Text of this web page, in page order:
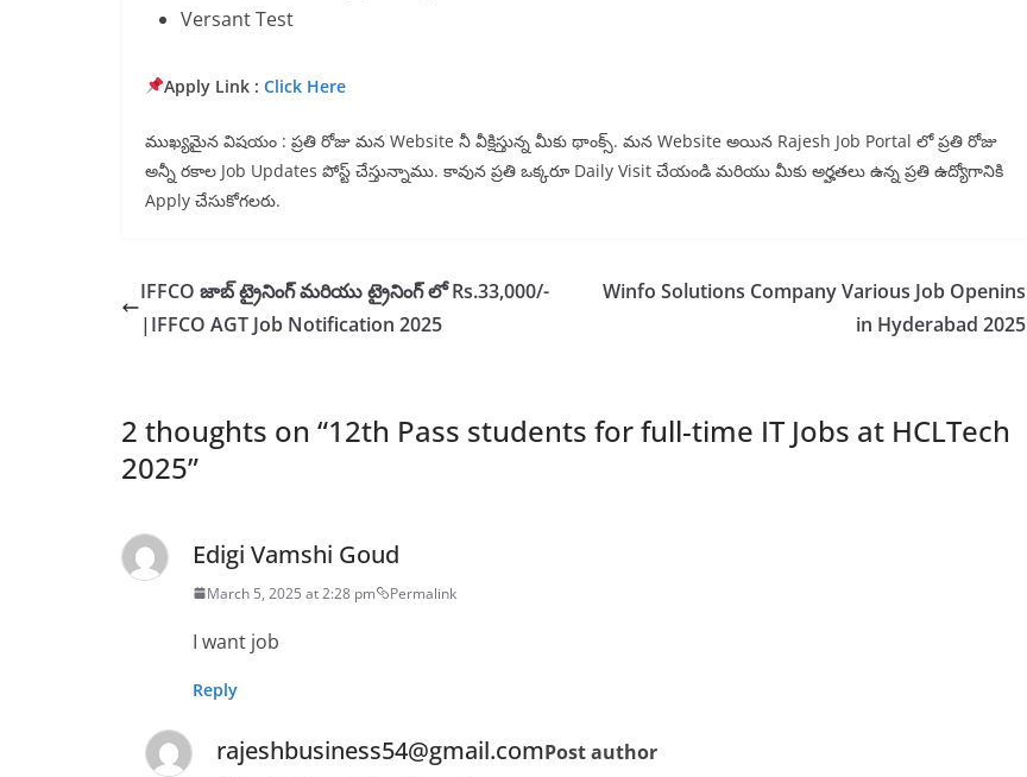
Versant Test
Apply Link : Click Here
ముఖ్యమైన విషయం : ప్రతి రోజు మన Website నీ వీక్షిస్తున్న మీకు థాంక్స్. మన Website అయిన Rajesh Job Portal లో ప్రతి రోజు
అన్నీ రకాల Job Updates పోస్ట్ చేస్తున్నాము. కావున ప్రతి ఒక్కరూ Daily Visit చేయండి మరియు మీకు అర్హతలు ఉన్న ప్రతి ఉద్యోగానికి
Apply చేసుకోగలరు.
IFFCO జాబ్ ట్రైనింగ్ మరియు ట్రైనింగ్ లో Rs.33,000/-
|IFFCO AGT Job Notification 2025
Winfo Solutions Company Various Job Openins
in Hyderabad 2025
2 thoughts on “12th Pass students for full-time IT Jobs at HCLTech
2025”
Edigi Vamshi Goud
March 5, 2025 at 2:28 pm Permalink
I want job
Reply
rajeshbusiness54@gmail.comPost author